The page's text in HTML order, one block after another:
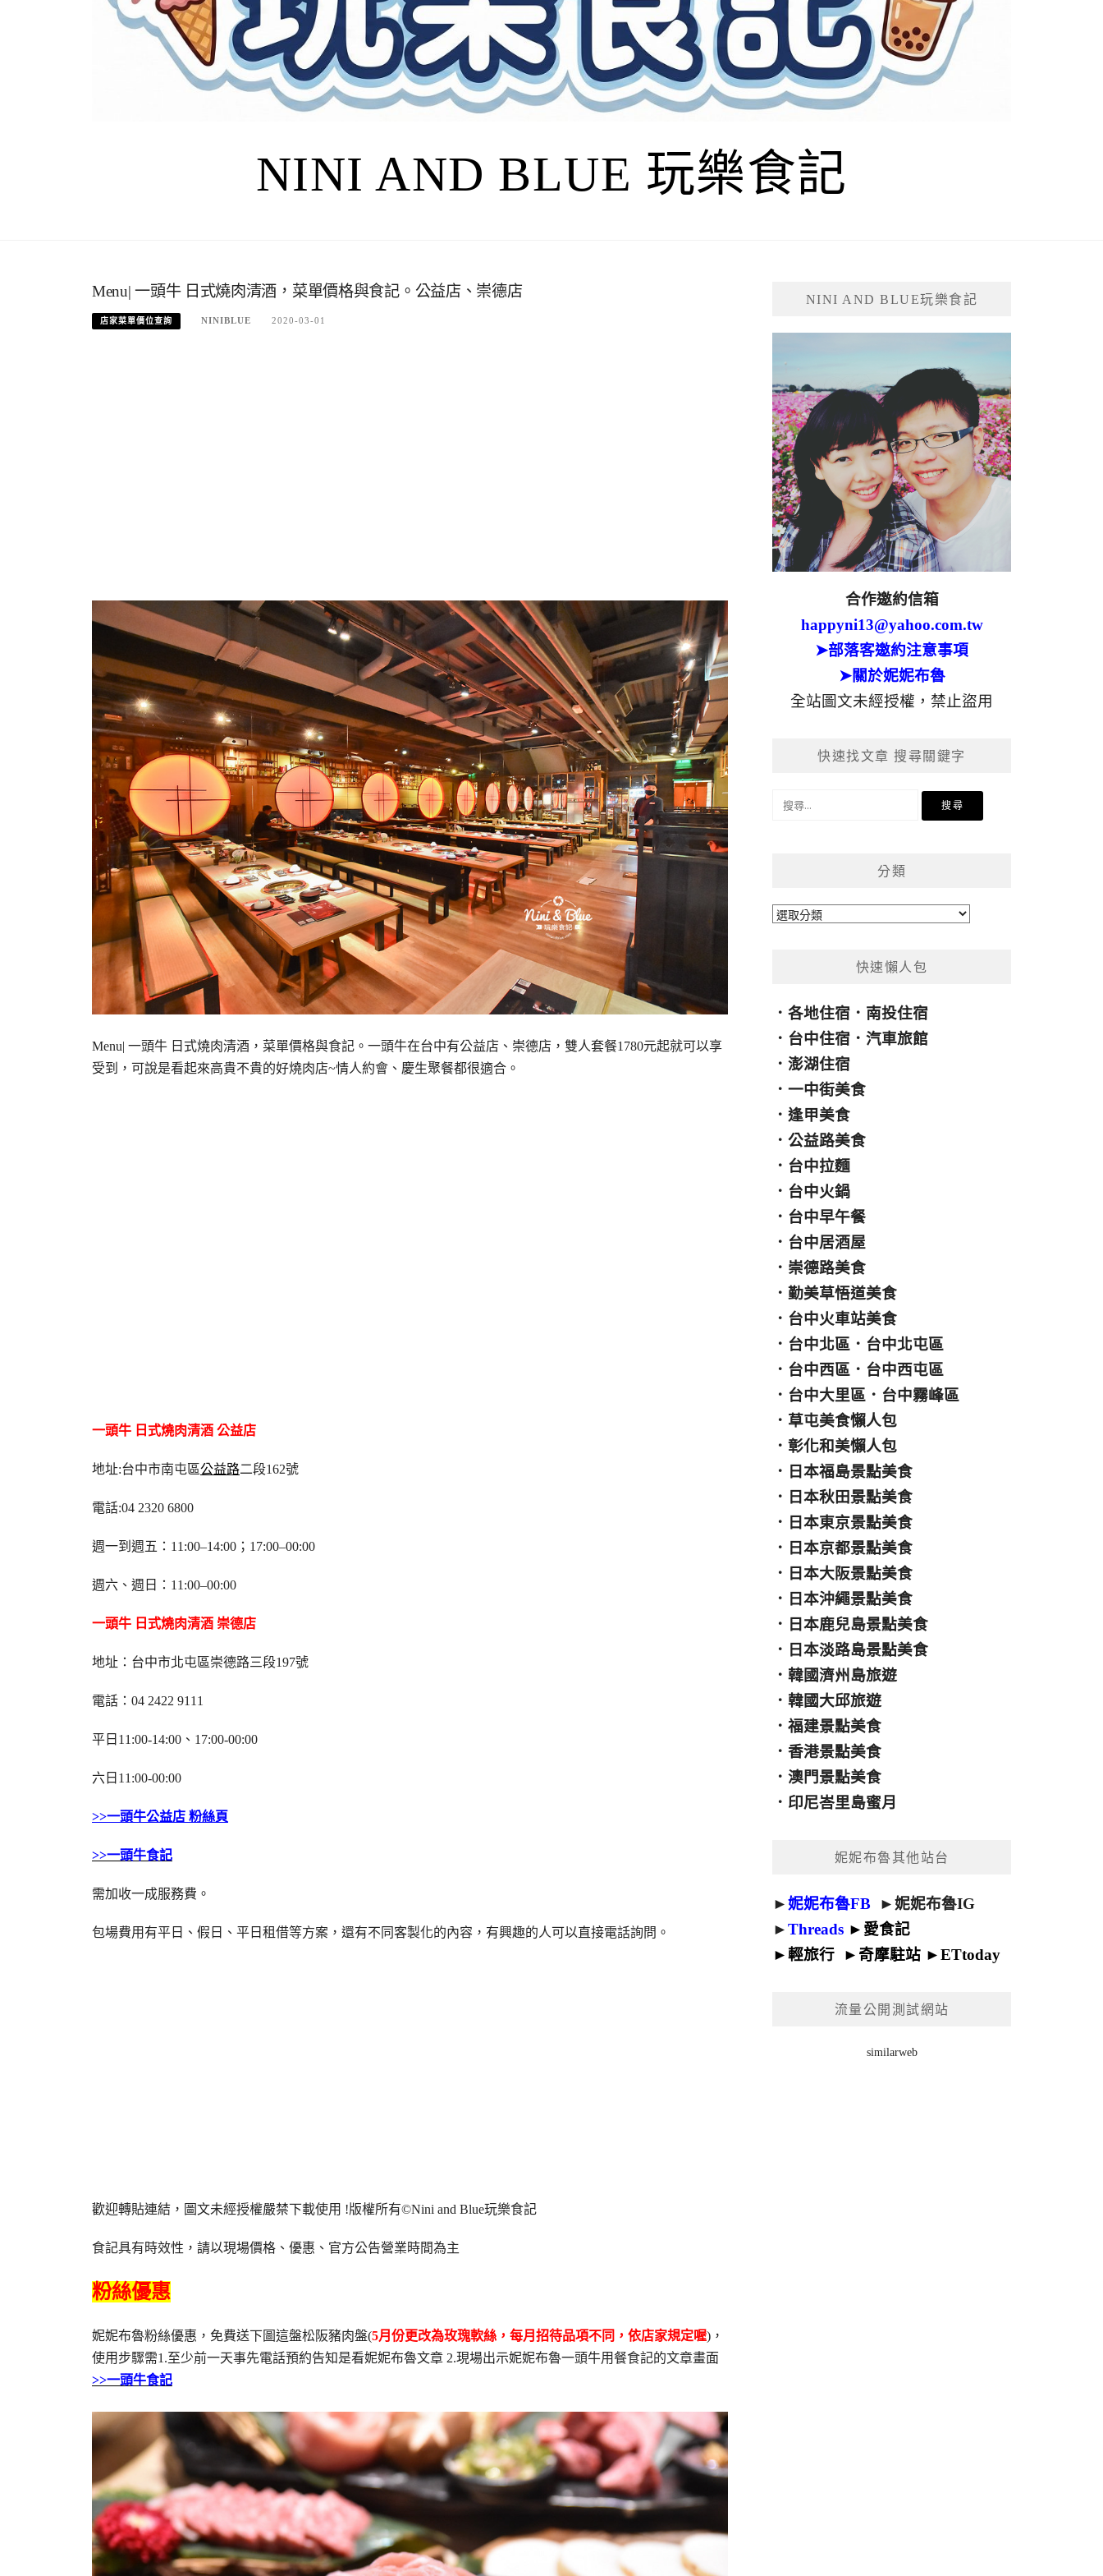
NINI AND BLUE 玩樂食記
Menu| 一頭牛 日式燒肉清酒，菜單價格與食記。公益店、崇德店
店家菜單價位查詢 NINIBLUE 2020-03-01
Menu| 一頭牛 日式燒肉清酒，菜單價格與食記。一頭牛在台中有公益店、崇德店，雙人套餐1780元起就可以享
受到，可說是看起來高貴不貴的好燒肉店~情人約會、慶生聚餐都很適合。
一頭牛 日式燒肉清酒 公益店
地址:台中市南屯區公益路二段162號
電話:04 2320 6800
週一到週五：11:00–14:00；17:00–00:00
週六、週日：11:00–00:00
一頭牛 日式燒肉清酒 崇德店
地址：台中市北屯區崇德路三段197號
電話：04 2422 9111
平日11:00-14:00、17:00-00:00
六日11:00-00:00
>>一頭牛公益店 粉絲頁
>>一頭牛食記
需加收一成服務費。
包場費用有平日、假日、平日租借等方案，還有不同客製化的內容，有興趣的人可以直接電話詢問。
歡迎轉貼連結，圖文未經授權嚴禁下載使用 !版權所有©Nini and Blue玩樂食記
食記具有時效性，請以現場價格、優惠、官方公告營業時間為主
粉絲優惠
妮妮布魯粉絲優惠，免費送下圖這盤松阪豬肉盤(5月份更改為玫瑰軟絲，每月招待品項不同，依店家規定喔)，
使用步驟需1.至少前一天事先電話預約告知是看妮妮布魯文章 2.現場出示妮妮布魯一頭牛用餐食記的文章畫面
>>一頭牛食記
NINI AND BLUE玩樂食記
合作邀約信箱
happyni13@yahoo.com.tw
➤部落客邀約注意事項
➤關於妮妮布魯
全站圖文未經授權，禁止盜用
快速找文章 搜尋關鍵字
分類
分
快速懶人包
．各地住宿 ． 南投住宿
． 台中住宿 ．汽車旅館
．澎湖住宿
．一中街美食
．逢甲美食
．公益路美食
． 台中拉麵
． 台中火鍋
． 台中早午餐
． 台中居酒屋
． 崇德路美食
．勤美草悟道美食
． 台中火車站美食
． 台中北區 ． 台中北屯區
． 台中西區 ． 台中西屯區
． 台中大里區 ． 台中霧峰區
． 草屯美食懶人包
．彰化和美懶人包
． 日本福島景點美食
． 日本秋田景點美食
． 日本東京景點美食
． 日本京都景點美食
． 日本大阪景點美食
． 日本沖繩景點美食
． 日本鹿兒島景點美食
． 日本淡路島景點美食
．韓國濟州島旅遊
．韓國大邱旅遊
．福建景點美食
．香港景點美食
．澳門景點美食
． 印尼峇里島蜜月
妮妮布魯其他站台
►妮妮布魯FB ►妮妮布魯IG
►Threads ► 愛食記
►輕旅行 ► 奇摩駐站 ►ETtoday
流量公開測試網站
similarweb